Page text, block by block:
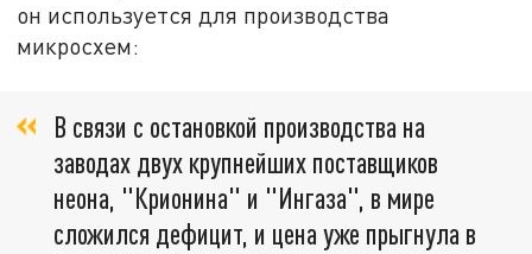
он используется для производства
микросхем:
В связи с остановкой производства на
заводах двух крупнейших поставщиков
неона, "Крионина" и "Ингаза", в мире
сложился дефицит, и цена уже прыгнула в